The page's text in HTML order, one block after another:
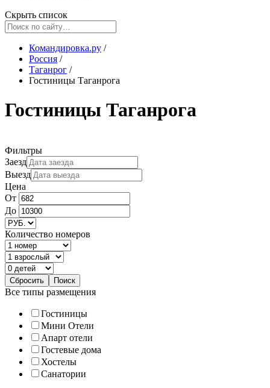
Скрыть список
Командировка.ру /
Россия /
Таганрог /
Гостиницы Таганрога
Гостиницы Таганрога
Фильтры
Заезд
Выезд
Цена
От
До
Количество номеров
Все типы размещения
Гостиницы
Мини Отели
Апарт отели
Гостевые дома
Хостелы
Санатории